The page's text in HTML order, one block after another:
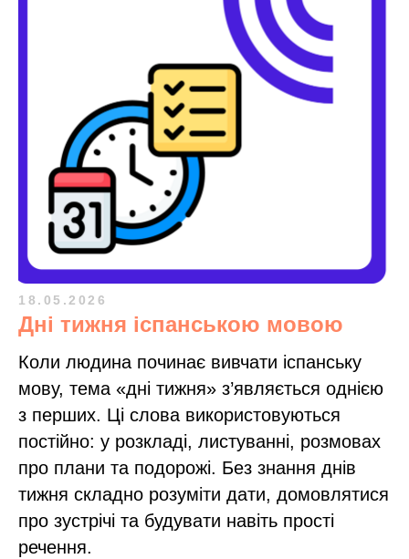
18.05.2026
Дні тижня іспанською мовою
Коли людина починає вивчати іспанську
мову, тема «дні тижня» з’являється однією
з перших. Ці слова використовуються
постійно: у розкладі, листуванні, розмовах
про плани та подорожі. Без знання днів
тижня складно розуміти дати, домовлятися
про зустрічі та будувати навіть прості
речення.